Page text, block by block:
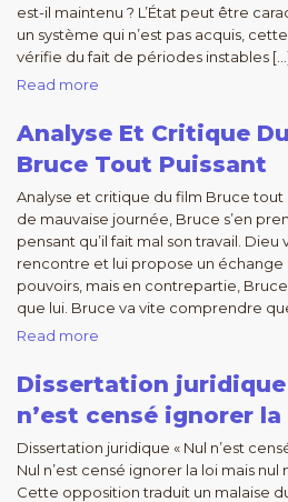
est-il maintenu ? L’État peut être
un système qui n’est pas acquis,
vérifie du fait de périodes instables
Read more
Analyse Et Critique
Bruce Tout Puissant
Analyse et critique du film Bruce tout
de mauvaise journée, Bruce s’en
pensant qu’il fait mal son travail. Dieu
rencontre et lui propose un échange
pouvoirs, mais en contrepartie,
que lui. Bruce va vite comprendre
Read more
Dissertation juridique
n’est censé ignorer la
Dissertation juridique « Nul n’est
Nul n’est censé ignorer la loi mais nul
Cette opposition traduit un malaise